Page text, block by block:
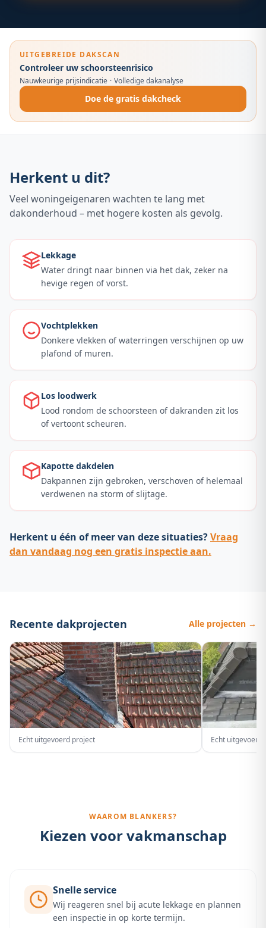
UITGEBREIDE DAKSCAN
Controleer uw schoorsteenrisico
Nauwkeurige prijsindicatie · Volledige dakanalyse
Doe de gratis dakcheck
Herkent u dit?
Veel woningeigenaren wachten te lang met
dakonderhoud – met hogere kosten als gevolg.
Lekkage
Water dringt naar binnen via het dak, zeker na
hevige regen of vorst.
Vochtplekken
Donkere vlekken of waterringen verschijnen op uw
plafond of muren.
Los loodwerk
Lood rondom de schoorsteen of dakranden zit los
of vertoont scheuren.
Kapotte dakdelen
Dakpannen zijn gebroken, verschoven of helemaal
verdwenen na storm of slijtage.
Herkent u één of meer van deze situaties?Vraag
dan vandaag nog een gratis inspectie aan.
Recente dakprojecten Alle projecten →
Echt uitgevoerd project Echt uitgevoerd
WAAROM BLANKERS?
Kiezen voor vakmanschap
Snelle service
Wij reageren snel bij acute lekkage en plannen
een inspectie in op korte termijn.